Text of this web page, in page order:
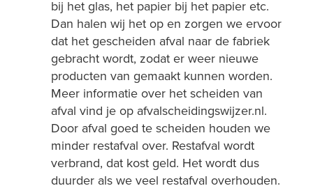
bij het glas, het papier bij het papier etc.
Dan halen wij het op en zorgen we ervoor
dat het gescheiden afval naar de fabriek
gebracht wordt, zodat er weer nieuwe
producten van gemaakt kunnen worden.
Meer informatie over het scheiden van
afval vind je op afvalscheidingswijzer.nl.
Door afval goed te scheiden houden we
minder restafval over. Restafval wordt
verbrand, dat kost geld. Het wordt dus
duurder als we veel restafval overhouden.